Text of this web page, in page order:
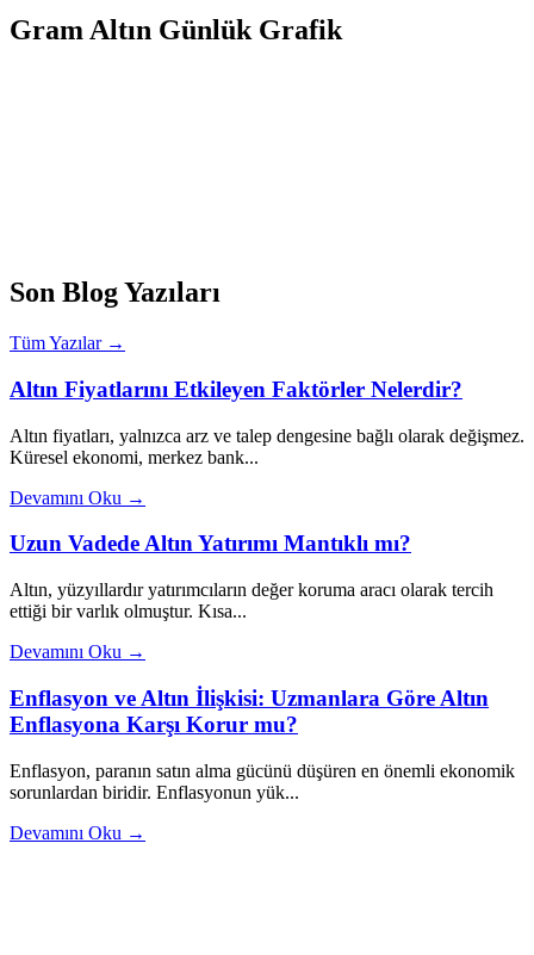
Gram Altın Günlük Grafik
Son Blog Yazıları
Tüm Yazılar →
Altın Fiyatlarını Etkileyen Faktörler Nelerdir?
Altın fiyatları, yalnızca arz ve talep dengesine bağlı olarak değişmez.
Küresel ekonomi, merkez bank...
Devamını Oku →
Uzun Vadede Altın Yatırımı Mantıklı mı?
Altın, yüzyıllardır yatırımcıların değer koruma aracı olarak tercih
ettiği bir varlık olmuştur. Kısa...
Devamını Oku →
Enflasyon ve Altın İlişkisi: Uzmanlara Göre Altın
Enflasyona Karşı Korur mu?
Enflasyon, paranın satın alma gücünü düşüren en önemli ekonomik
sorunlardan biridir. Enflasyonun yük...
Devamını Oku →